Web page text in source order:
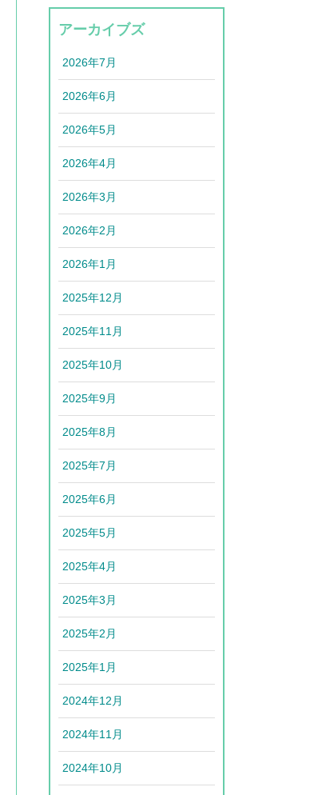
アーカイブズ
2026年7月
2026年6月
2026年5月
2026年4月
2026年3月
2026年2月
2026年1月
2025年12月
2025年11月
2025年10月
2025年9月
2025年8月
2025年7月
2025年6月
2025年5月
2025年4月
2025年3月
2025年2月
2025年1月
2024年12月
2024年11月
2024年10月